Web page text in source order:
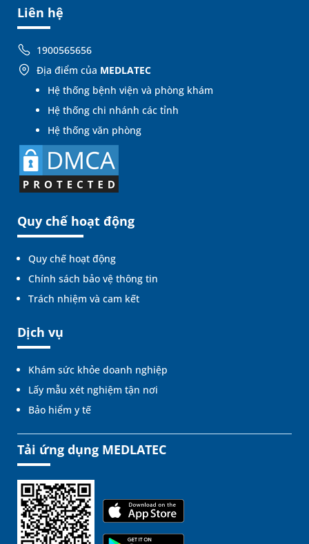
Liên hệ
1900565656
Địa điểm của MEDLATEC
Hệ thống bệnh viện và phòng khám
Hệ thống chi nhánh các tỉnh
Hệ thống văn phòng
Quy chế hoạt động
Quy chế hoạt động
Chính sách bảo vệ thông tin
Trách nhiệm và cam kết
Dịch vụ
Khám sức khỏe doanh nghiệp
Lấy mẫu xét nghiệm tận nơi
Bảo hiểm y tế
Tải ứng dụng MEDLATEC